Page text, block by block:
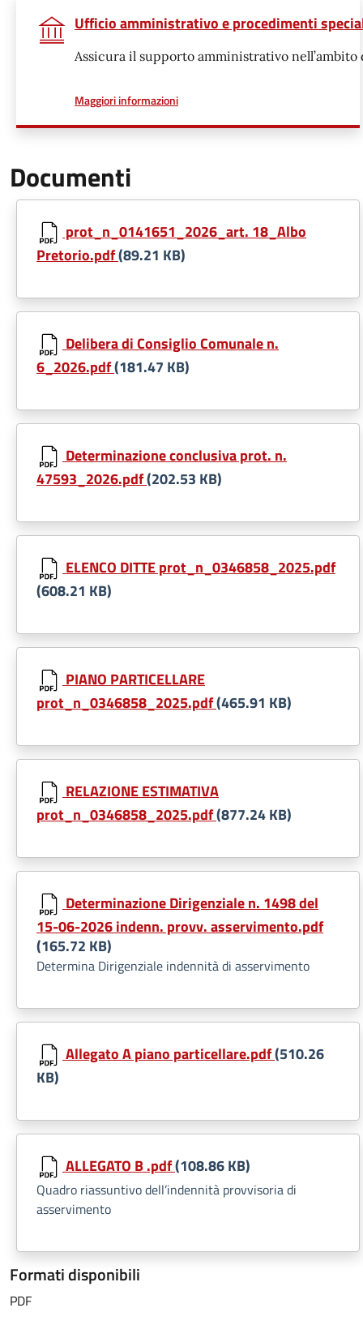
Ufficio amministrativo e procedimenti
Assicura il supporto amministrativo
Maggiori informazionia proposito di
Documenti
prot_n_0141651_2026_art. 18_Albo
Pretorio.pdf(89.21 KB)
Delibera di Consiglio Comunale n.
6_2026.pdf(181.47 KB)
Determinazione conclusiva prot. n.
47593_2026.pdf(202.53 KB)
ELENCO DITTE prot_n_0346858_2025.pdf
(608.21 KB)
PIANO PARTICELLARE
prot_n_0346858_2025.pdf(465.91 KB)
RELAZIONE ESTIMATIVA
prot_n_0346858_2025.pdf(877.24 KB)
Determinazione Dirigenziale n. 1498 del
15-06-2026 indenn. provv. asservimento.pdf
(165.72 KB)
Determina Dirigenziale indennità di asservimento
Allegato A piano particellare.pdf(510.26
KB)
ALLEGATO B .pdf(108.86 KB)
Quadro riassuntivo dell’indennità provvisoria di
asservimento
Formati disponibili
PDF